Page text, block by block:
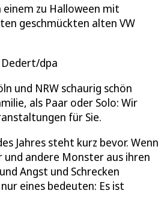
einem zu Halloween mit
geschmückten alten VW
dpa
und NRW schaurig schön
als Paar oder Solo: Wir
für Sie.
Jahres steht kurz bevor. Wenn
und andere Monster aus ihren
Angst und Schrecken
eines bedeuten: Es ist